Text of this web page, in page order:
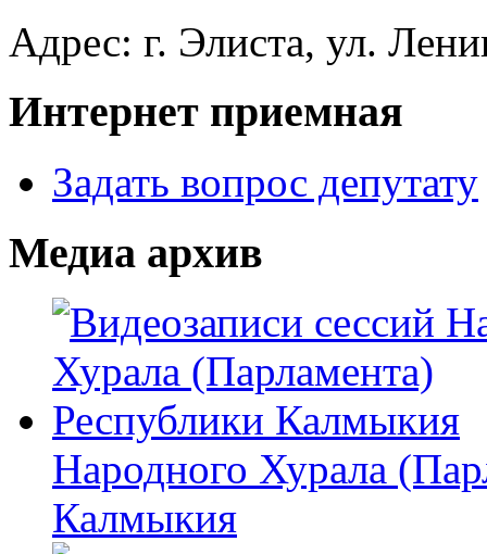
Адрес: г. Элиста, ул.
Интернет приемная
Задать вопрос депутату
Медиа архив
Народного Хурала
Калмыкия